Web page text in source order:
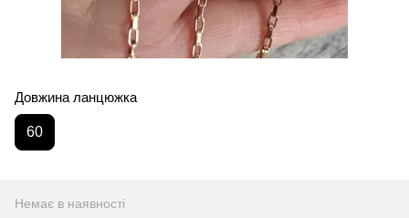
Довжина ланцюжка
60
Немає в наявності